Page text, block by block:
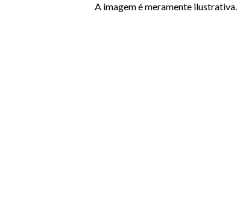
A imagem é meramente ilustrativa.